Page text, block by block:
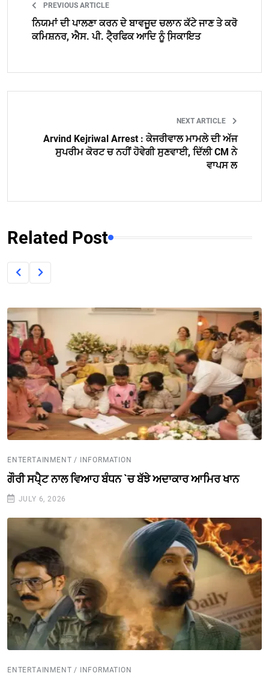
PREVIOUS ARTICLE
ਨਿਯਮਾਂ ਦੀ ਪਾਲਣਾ ਕਰਨ ਦੇ ਬਾਵਜੂਦ ਚਲਾਨ ਕੱਟੇ ਜਾਣ ਤੇ ਕਰੋ
ਕਮਿਸ਼ਨਰ, ਐਸ. ਪੀ. ਟੈ੍ਰਫਿਕ ਆਦਿ ਨੂੰ ਸਿ਼ਕਾਇਤ
NEXT ARTICLE
Arvind Kejriwal Arrest : ਕੇਜਰੀਵਾਲ ਮਾਮਲੇ ਦੀ ਅੱਜ
ਸੁਪਰੀਮ ਕੋਰਟ ਚ ਨਹੀਂ ਹੋਵੇਗੀ ਸੁਣਵਾਈ, ਦਿੱਲੀ CM ਨੇ
ਵਾਪਸ ਲ
Related Post
ENTERTAINMENT / INFORMATION
ਗੌਰੀ ਸਪੈ੍ਟ ਨਾਲ ਵਿਆਹ ਬੰਧਨ `ਚ ਬੱਝੇ ਅਦਾਕਾਰ ਆਮਿਰ ਖਾਨ
JULY 6, 2026
ENTERTAINMENT / INFORMATION